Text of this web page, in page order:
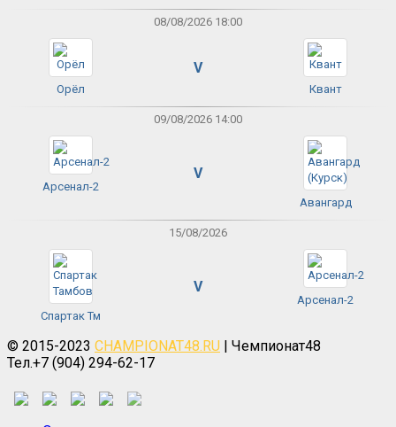
08/08/2026 18:00
Орёл
V
Квант
09/08/2026 14:00
Арсенал-2
V
Авангард
15/08/2026
Спартак Тм
V
Арсенал-2
© 2015-2023 CHAMPIONAT48.RU | Чемпионат48
Тел.+7 (904) 294-62-17